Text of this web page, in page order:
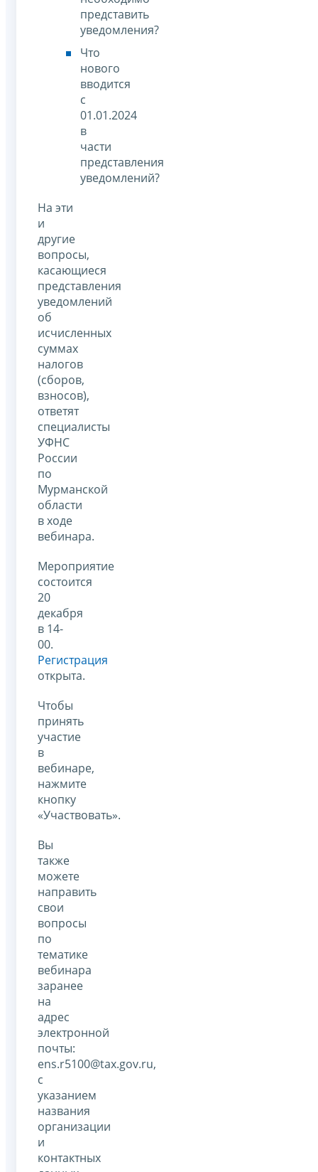
представить
уведомления?
Что
нового
вводится
с
01.01.2024
в
части
представления
уведомлений?
На эти
и
другие
вопросы,
касающиеся
представления
уведомлений
об
исчисленных
суммах
налогов
(сборов,
взносов),
ответят
специалисты
УФНС
России
по
Мурманской
области
в ходе
вебинара.
Мероприятие
состоится
20
декабря
в 14-
00.
Регистрация
открыта.
Чтобы
принять
участие
в
вебинаре,
нажмите
кнопку
«Участвовать».
Вы
также
можете
направить
свои
вопросы
по
тематике
вебинара
заранее
на
адрес
электронной
почты:
ens.r5100@tax.gov.ru,
с
указанием
названия
организации
и
контактных